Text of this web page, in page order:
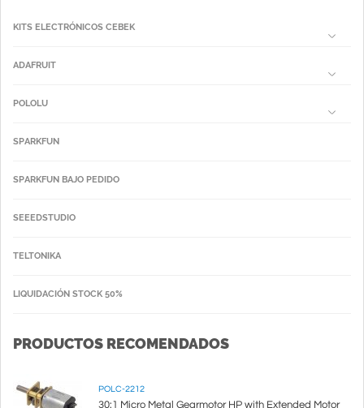
KITS ELECTRÓNICOS CEBEK
ADAFRUIT
POLOLU
SPARKFUN
SPARKFUN BAJO PEDIDO
SEEEDSTUDIO
TELTONIKA
LIQUIDACIÓN STOCK 50%
PRODUCTOS RECOMENDADOS
POLC-2212
30:1 Micro Metal Gearmotor HP with Extended Motor